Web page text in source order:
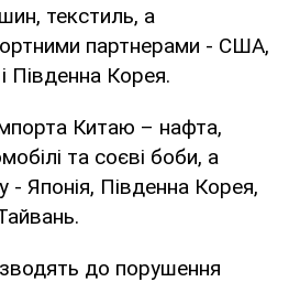
текстиль, а
партнерами - США,
Південна Корея.
Китаю – нафта,
та соєві боби, а
- Японія, Південна Корея,
до порушення